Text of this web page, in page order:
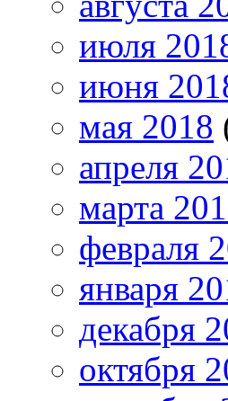
июля
июня
мая 2018
апреля
марта
февраля
января
декабря
октября